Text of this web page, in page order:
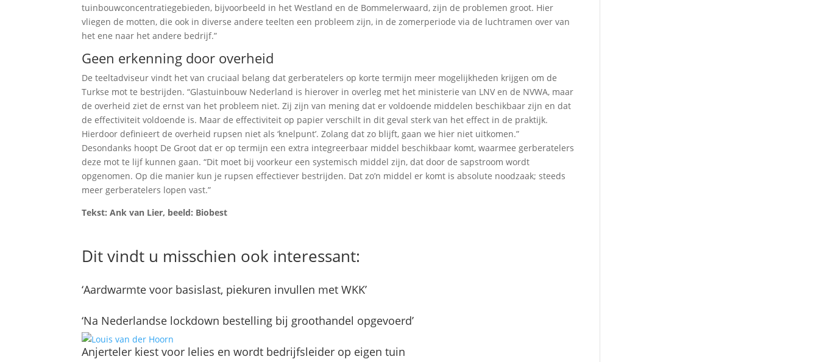
tuinbouwconcentratiegebieden, bijvoorbeeld in het Westland en de Bommelerwaard, zijn de problemen groot. Hier
vliegen de motten, die ook in diverse andere teelten een probleem zijn, in de zomerperiode via de luchtramen over van
het ene naar het andere bedrijf.”
Geen erkenning door overheid
De teeltadviseur vindt het van cruciaal belang dat gerberatelers op korte termijn meer mogelijkheden krijgen om de
Turkse mot te bestrijden. “Glastuinbouw Nederland is hierover in overleg met het ministerie van LNV en de NVWA, maar
de overheid ziet de ernst van het probleem niet. Zij zijn van mening dat er voldoende middelen beschikbaar zijn en dat
de effectiviteit voldoende is. Maar de effectiviteit op papier verschilt in dit geval sterk van het effect in de praktijk.
Hierdoor definieert de overheid rupsen niet als ‘knelpunt’. Zolang dat zo blijft, gaan we hier niet uitkomen.”
Desondanks hoopt De Groot dat er op termijn een extra integreerbaar middel beschikbaar komt, waarmee gerberatelers
deze mot te lijf kunnen gaan. “Dit moet bij voorkeur een systemisch middel zijn, dat door de sapstroom wordt
opgenomen. Op die manier kun je rupsen effectiever bestrijden. Dat zo’n middel er komt is absolute noodzaak; steeds
meer gerberatelers lopen vast.”
Tekst: Ank van Lier, beeld: Biobest
Dit vindt u misschien ook interessant:
‘Aardwarmte voor basislast, piekuren invullen met WKK’
‘Na Nederlandse lockdown bestelling bij groothandel opgevoerd’
Anjerteler kiest voor lelies en wordt bedrijfsleider op eigen tuin